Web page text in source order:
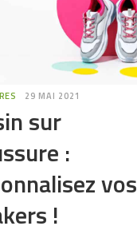
29 MAI 2021
sur
:
vos
!